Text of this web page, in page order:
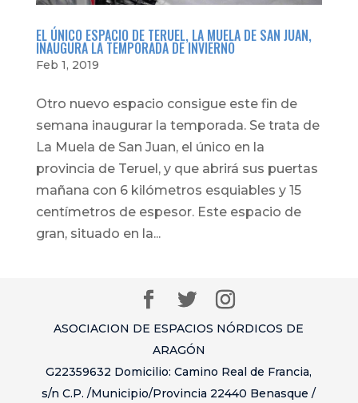
EL ÚNICO ESPACIO DE TERUEL, LA MUELA DE SAN JUAN,
INAUGURA LA TEMPORADA DE INVIERNO
Feb 1, 2019
Otro nuevo espacio consigue este fin de
semana inaugurar la temporada. Se trata de
La Muela de San Juan, el único en la
provincia de Teruel, y que abrirá sus puertas
mañana con 6 kilómetros esquiables y 15
centímetros de espesor. Este espacio de
gran, situado en la...
ASOCIACION DE ESPACIOS NÓRDICOS DE
ARAGÓN
G22359632 Domicilio: Camino Real de Francia,
s/n C.P. /Municipio/Provincia 22440 Benasque /